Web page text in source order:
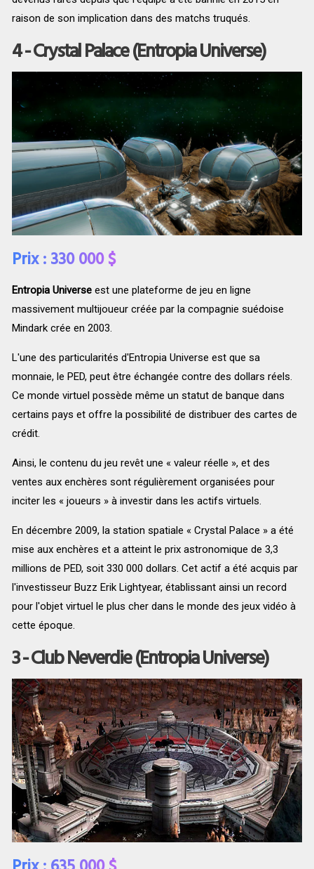
raison de son implication dans des matchs truqués.
4 - Crystal Palace (Entropia Universe)
Prix : 330 000 $
Entropia Universeest une plateforme de jeu en ligne
massivement multijoueur créée par la compagnie suédoise
Mindark crée en 2003.
L'une des particularités d'Entropia Universe est que sa
monnaie, le PED, peut être échangée contre des dollars réels.
Ce monde virtuel possède même un statut de banque dans
certains pays et offre la possibilité de distribuer des cartes de
crédit.
Ainsi, le contenu du jeu revêt une « valeur réelle », et des
ventes aux enchères sont régulièrement organisées pour
inciter les « joueurs » à investir dans les actifs virtuels.
En décembre 2009, la station spatiale « Crystal Palace » a été
mise aux enchères et a atteint le prix astronomique de 3,3
millions de PED, soit 330 000 dollars. Cet actif a été acquis par
l'investisseur Buzz Erik Lightyear, établissant ainsi un record
pour l'objet virtuel le plus cher dans le monde des jeux vidéo à
cette époque.
3 - Club Neverdie (Entropia Universe)